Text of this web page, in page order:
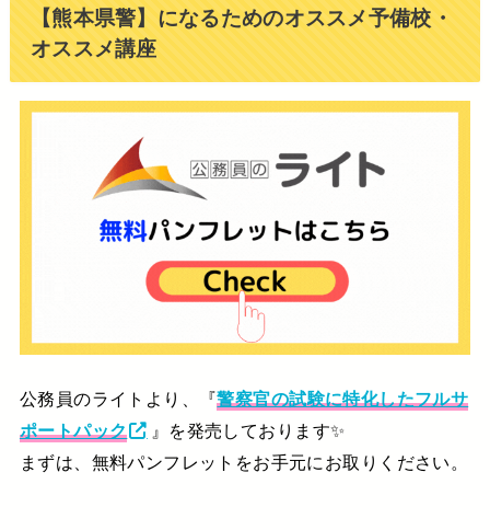
【熊本県警】になるためのオススメ予備校・
オススメ講座
公務員のライトより、『警察官の試験に特化したフルサ
ポートパック
』を発売しております✨
まずは、無料パンフレットをお手元にお取りください。